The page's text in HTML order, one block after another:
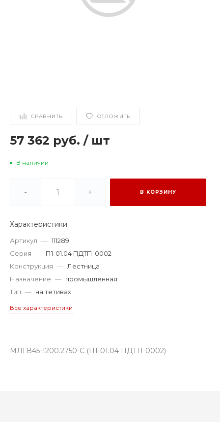
СРАВНИТЬ ОТЛОЖИТЬ
57 362 руб. / шт
В наличии
- + В КОРЗИНУ
Характеристики
Артикул — 111289
Серия — П1-01.04 ПДТП-0002
Конструкция — Лестница
Назначение — промышленная
Тип — на тетивах
Все характеристики
МЛГВ45-1200.2750-С (П1-01.04 ПДТП-0002)